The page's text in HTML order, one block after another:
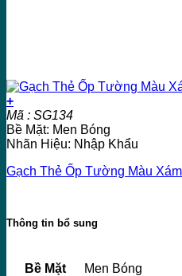
+
Mã : SG134
Bề Mặt: Men Bóng
Nhãn Hiệu: Nhập Khẩu
Gạch Thẻ Ốp Tường Màu
Thông tin bổ sung
Bề Mặt Men Bóng